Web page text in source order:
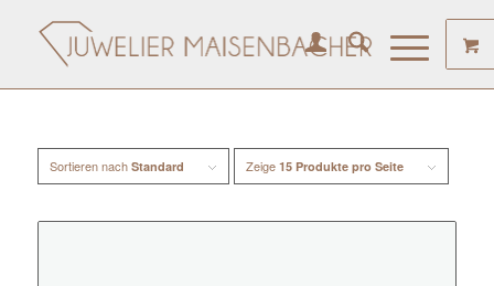
Sortieren nach Standard Zeige 15 Produkte pro Seite